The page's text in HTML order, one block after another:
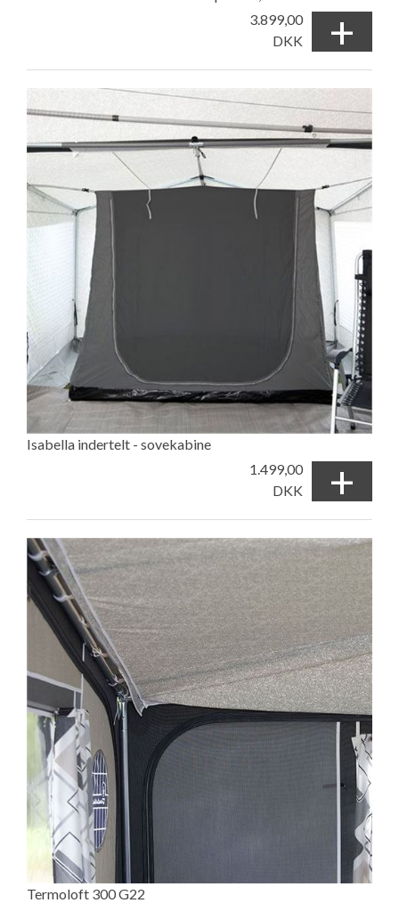
3.899,00
DKK
+
Isabella indertelt - sovekabine
1.499,00
DKK
+
Termoloft 300 G22